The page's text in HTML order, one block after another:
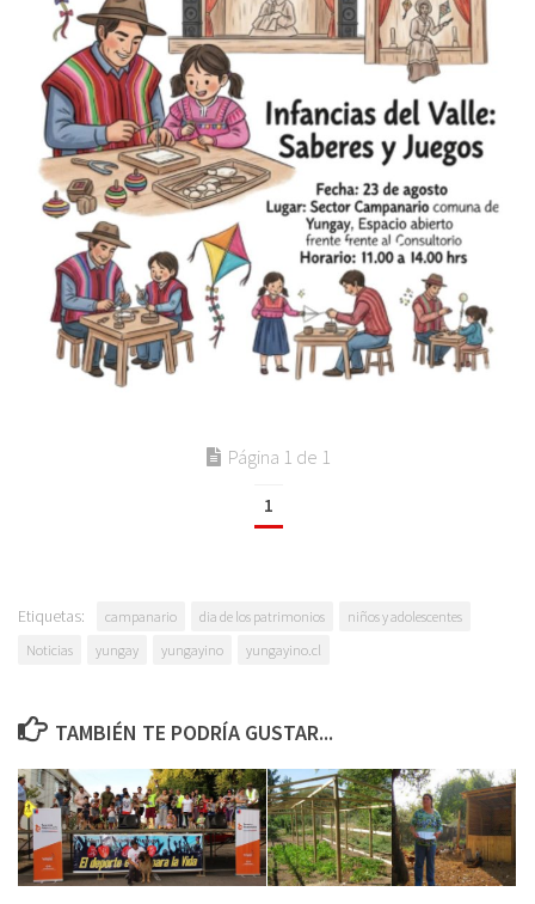
Página 1 de 1
1
Etiquetas: campanario dia de los patrimonios
niños y adolescentes
Noticias
yungay yungayino yungayino.cl
TAMBIÉN TE PODRÍA GUSTAR...